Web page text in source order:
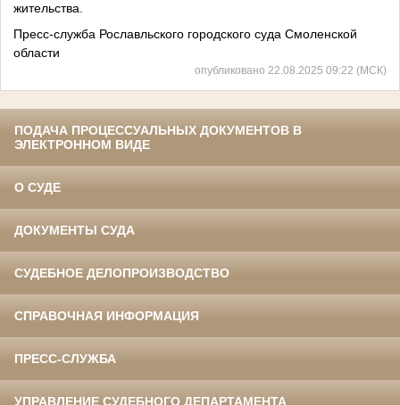
жительства.
Пресс-служба Рославльского городского суда Смоленской
области
опубликовано 22.08.2025 09:22 (МСК)
ПОДАЧА ПРОЦЕССУАЛЬНЫХ ДОКУМЕНТОВ В
ЭЛЕКТРОННОМ ВИДЕ
О СУДЕ
ДОКУМЕНТЫ СУДА
СУДЕБНОЕ ДЕЛОПРОИЗВОДСТВО
СПРАВОЧНАЯ ИНФОРМАЦИЯ
ПРЕСС-СЛУЖБА
УПРАВЛЕНИЕ СУДЕБНОГО ДЕПАРТАМЕНТА